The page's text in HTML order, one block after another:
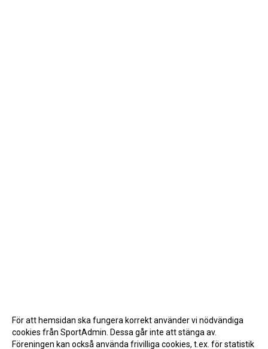
För att hemsidan ska fungera korrekt använder vi nödvändiga
cookies från SportAdmin. Dessa går inte att stänga av.
Föreningen kan också använda frivilliga cookies, t.ex. för statistik